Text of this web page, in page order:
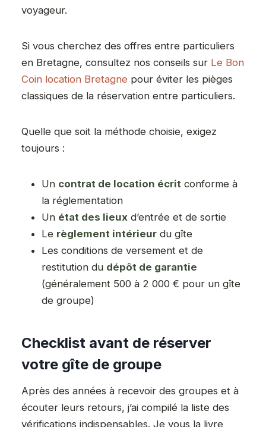
voyageur.
Si vous cherchez des offres entre particuliers
en Bretagne, consultez nos conseils sur Le Bon
Coin location Bretagne pour éviter les pièges
classiques de la réservation entre particuliers.
Quelle que soit la méthode choisie, exigez
toujours :
Un contrat de location écrit conforme à
la réglementation
Un état des lieuxd’entrée et de sortie
Le règlement intérieurdu gîte
Les conditions de versement et de
restitution du dépôt de garantie
(généralement 500 à 2 000 € pour un gîte
de groupe)
Checklist avant de réserver
votre gîte de groupe
Après des années à recevoir des groupes et à
écouter leurs retours, j’ai compilé la liste des
vérifications indispensables. Je vous la livre